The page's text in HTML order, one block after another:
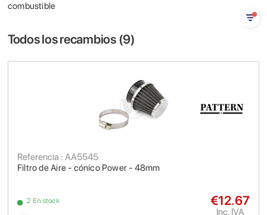
combustible
Todos los recambios (9)
Filtro de Aire - cónico Power - 48mm
Referencia : AA5545
2 En stock €12.67
Inc. IVA